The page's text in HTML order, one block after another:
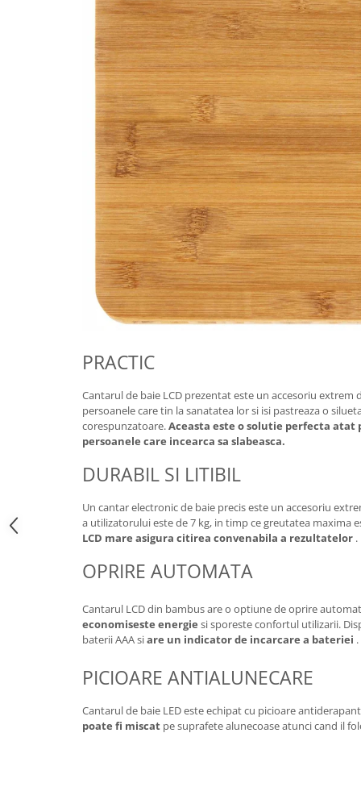
Umerase pentru haine si suporturi
Curatenie, Organizare si
Decoratiuni si petreceri
Accesorii decorative
Ceasuri decorative
PRACTIC
Cantarul de baie LCD prezentat este un accesoriu
persoanele care tin la sanatatea lor si isi pastreaza o
corespunzatoare.Aceasta este o solutie perfecta
persoanele care incearca sa slabeasca.
DURABIL SI LITIBIL
Un cantar electronic de baie precis este un accesoriu
a utilizatorului este de 7 kg, in timp ce greutatea maxima
LCD mare asigura citirea convenabila a rezultatelor .
OPRIRE AUTOMATA
Cantarul LCD din bambus are o optiune de oprire
economiseste energie si sporeste confortul utilizarii.
baterii AAA siare un indicator de incarcare a bateriei .
PICIOARE ANTIALUNECARE
Cantarul de baie LED este echipat cu picioare
poate fi miscat pe suprafete alunecoase atunci cand il